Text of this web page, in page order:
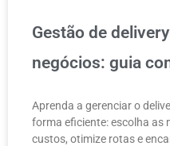
Gestão de
negócios: guia
Aprenda a gerenciar o
forma eficiente: escolha as
custos, otimize rotas e